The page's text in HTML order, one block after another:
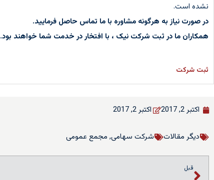
نشده است.
در صورت نیاز به هرگونه مشاوره با ما تماس حاصل فرمایید.
همکاران ما در ثبت شرکت نیک ، با افتخار در خدمت شما خواهند بود.
ثبت شرکت
اکتبر 2, 2017 اکتبر 2, 2017
دیگر مقالات شرکت سهامی, مجمع عمومی
قبل